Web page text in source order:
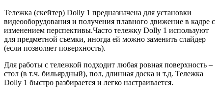
Тележка (скейтер) Dolly 1 предназначена для установки
видеооборудования и получения плавного движение в кадре с
изменением перспективы.Часто тележку Dolly 1 используют
для предметной съемки, иногда ей можно заменить слайдер
(если позволяет поверхность).
Для работы с тележкой подходит любая ровная поверхность –
стол (в т.ч. бильярдный), пол, длинная доска и т.д. Тележка
Dolly 1 быстро разбирается и легко настраивается.